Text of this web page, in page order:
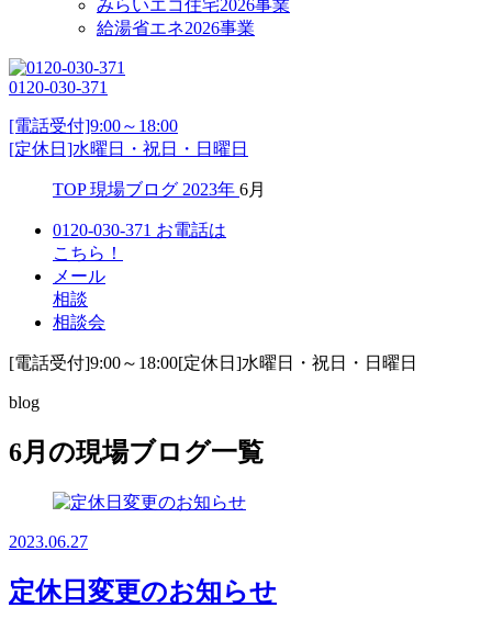
みらいエコ住宅2026事業
給湯省エネ2026事業
0120-030-371
[電話受付]9:00～18:00
[定休日]水曜日・祝日・日曜日
TOP 現場ブログ 2023年 6月
0120-030-371 お電話は
こちら！
メール
相談
相談会
[電話受付]9:00～18:00[定休日]水曜日・祝日・日曜日
blog
6月の現場ブログ一覧
2023.06.27
定休日変更のお知らせ